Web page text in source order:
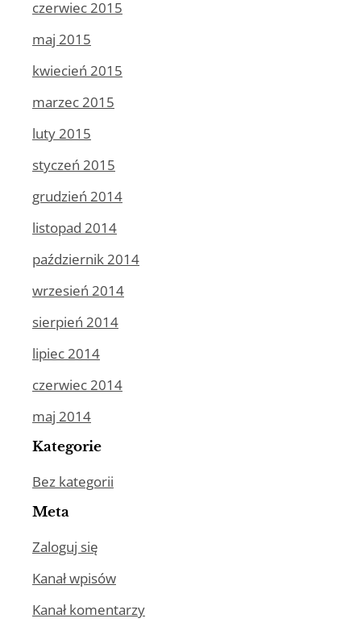
czerwiec 2015
maj 2015
kwiecień 2015
marzec 2015
luty 2015
styczeń 2015
grudzień 2014
listopad 2014
październik 2014
wrzesień 2014
sierpień 2014
lipiec 2014
czerwiec 2014
maj 2014
Kategorie
Bez kategorii
Meta
Zaloguj się
Kanał wpisów
Kanał komentarzy